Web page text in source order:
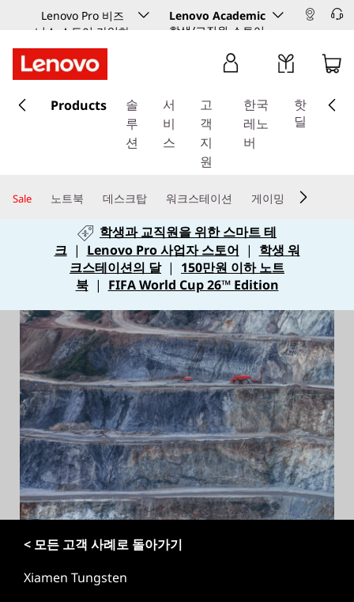
Lenovo Pro 비즈
니스 스토어 가입하
기
Lenovo Academic
학생/교직원 스토어
요
건
Products
솔
루
션
서
비
스
고
객
지
원
한국
레노
버
핫
딜
Sale 노트북 데스크탑 워크스테이션 게이밍
학생과 교직원을 위한 스마트 테
크 | Lenovo Pro 사업자 스토어 | 학생 워
크스테이션의 달| 150만원 이하 노트
북| FIFA World Cup 26™ Edition
< 모든 고객 사례로 돌아가기
Xiamen Tungsten